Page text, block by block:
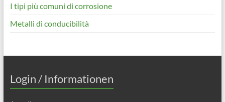
I tipi più comuni di corrosione
Metalli di conducibilità
Login / Informationen